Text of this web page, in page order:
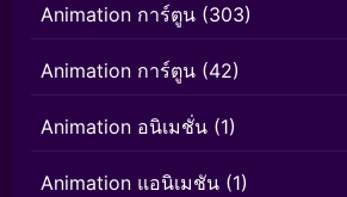
Animation การ์ตูน (303)
Animation การ์ตูน (42)
Animation อนิเมชั่น (1)
Animation แอนิเมชัน (1)